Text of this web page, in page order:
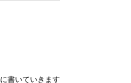
書いていきます